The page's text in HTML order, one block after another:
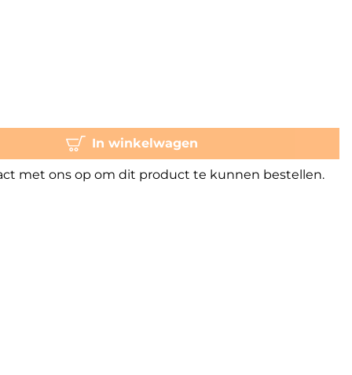
In winkelwagen
met ons op om dit product te kunnen bestellen.